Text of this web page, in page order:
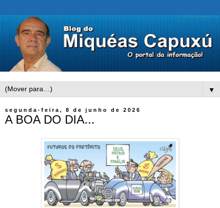
▼
segunda-feira, 8 de junho de 2026
A BOA DO DIA...